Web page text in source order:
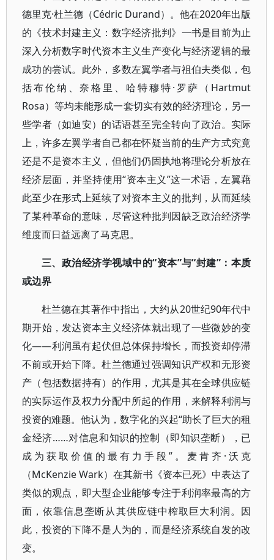
德里克·杜兰德（Cédric Durand）。他在2020年出版
的《技术封建主义：数字经济批判》一书是目前为止
深入分析数字时代资本主义生产变化与经济逻辑的最
成功的尝试。此外，多数左翼学者与祖伯夫类似，包
括布伦纳、奈格里、哈特穆特·罗萨（Hartmut
Rosa）等均未能形成一套切实有效的经济理论，另一
些学者（如迪安）的话语甚至完全转向了政治。实际
上，许多左翼学者自己都在怀疑当前的生产方式究竟
还是不是资本主义，但他们仍固执地将理论分析放在
经济层面，并坚持使用“资本主义”这一术语，左翼藉
此至少在形式上延续了对资本主义的批判，从而延续
了某种革命的意味，尽管这种批判因缺乏政治经济学
维度而日益远离了马克思。
三、政治经济学视域中的“资本”与“封建”：本质
或边界
杜兰德在其著作中指出，大约从20世纪90年代中
期开始，发达资本主义经济体就出现了一些微妙的变
化——利润虽有起伏但总体保持增长，而投资却停滞
不前或开始下降。杜兰德通过强调知识产权和无形资
产（包括数据持有）的作用，尤其是其在全球供应链
的实际运作及权力分配中所起的作用，来解释利润与
投资的难题。他认为，数字化的兴起“助长了巨大的租
金经济……对信息和知识的控制（即知识垄断），已
成为获取价值的最有力手段”。麦肯齐·沃克
（McKenzie Wark）在其新书《资本已死》中表达了
类似的观点，即大型企业能够专注于利润率最高的方
面，依靠信息垄断从其供应链中榨取巨大利润。因
此，投资的下降不是人为的，而是经济系统自发的改
变。